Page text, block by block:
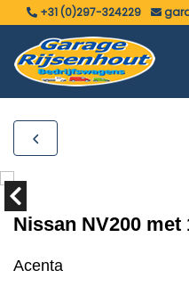
+31 (0)297-324229
Nissan NV200 met
Acenta